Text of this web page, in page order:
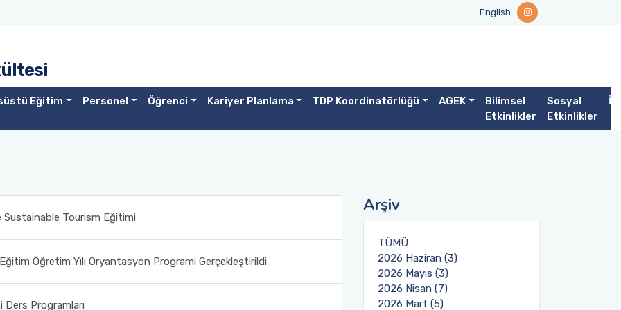
English
Eğitim Personel Öğrenci Kariyer Planlama TDP Koordinatörlüğü AGEK
Bilimsel
Etkinlikler
Sosyal
Etkinlikler
Tourism Eğitimi
Öğretim Yılı Oryantasyon Programı Gerçekleştirildi
Programları
Arşiv
TÜMÜ
2026 Haziran (3)
2026 Mayıs (3)
2026 Nisan (7)
2026 Mart (5)